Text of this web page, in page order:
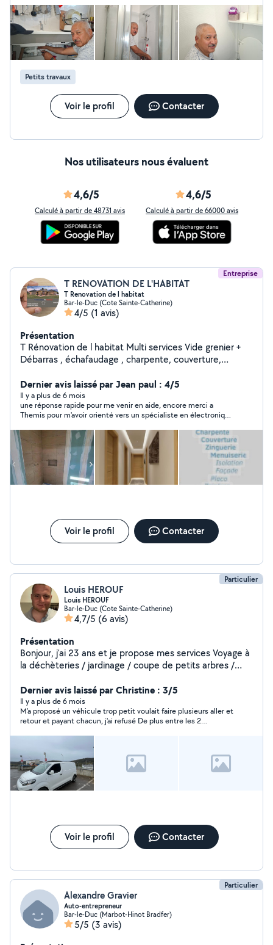
Petits travaux
Voir le profil Contacter
Nos utilisateurs nous évaluent
4,6/5
Calculé à partir de 48731 avis
4,6/5
Calculé à partir de 66000 avis
Entreprise
T RENOVATION DE L'HABITAT
T Renovation de l habitat
Bar-le-Duc (Cote Sainte-Catherine)
4/5 (1 avis)
Présentation
T Rénovation de l habitat Multi services Vide grenier +
Débarras , échafaudage , charpente, couverture,
maçonnerie, espaces verts, Terrassement mini pelle ,
électricité, Plomberie, Placo, peinture, Velux, carrelage,
parquet , plancher chauffant , isolation extérieur plus
façade , changement de Vitres et portes Plus de
photographies de nos autres réalisations sur demande
Dernier avis laissé par Jean paul : 4/5
Il y a plus de 6 mois
une réponse rapide pour me venir en aide, encore merci a
Themis pour m'avoir orienté vers un spécialiste en électronique
problème.
Voir le profil Contacter
Particulier
Louis HEROUF
Louis HEROUF
Bar-le-Duc (Cote Sainte-Catherine)
4,7/5 (6 avis)
Présentation
Bonjour, j'ai 23 ans et je propose mes services Voyage à
la déchèteries / jardinage / coupe de petits arbres /
la location, perceuse, disqueuse, poste à souder,
karcher portatif, scie sauteuse
Dernier avis laissé par Christine : 3/5
Il y a plus de 6 mois
M'a proposé un véhicule trop petit voulait faire plusieurs aller et
retour et payant chacun, j'ai refusé De plus entre les 2
Voir le profil Contacter
Particulier
Alexandre Gravier
Auto-entrepreneur
Bar-le-Duc (Marbot-Hinot Bradfer)
5/5 (3 avis)